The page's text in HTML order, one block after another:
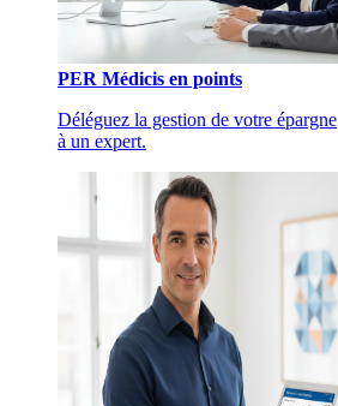
PER Médicis en points
Déléguez la gestion de votre épargne
à un expert.